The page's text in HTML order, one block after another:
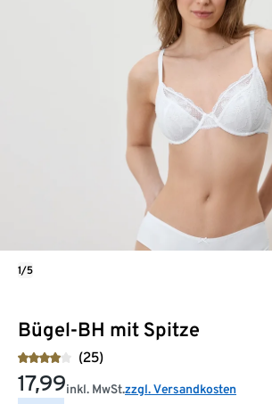
Bügel-BH mit Spitze
(25)
17,99inkl. MwSt.zzgl. Versandkosten
1/5